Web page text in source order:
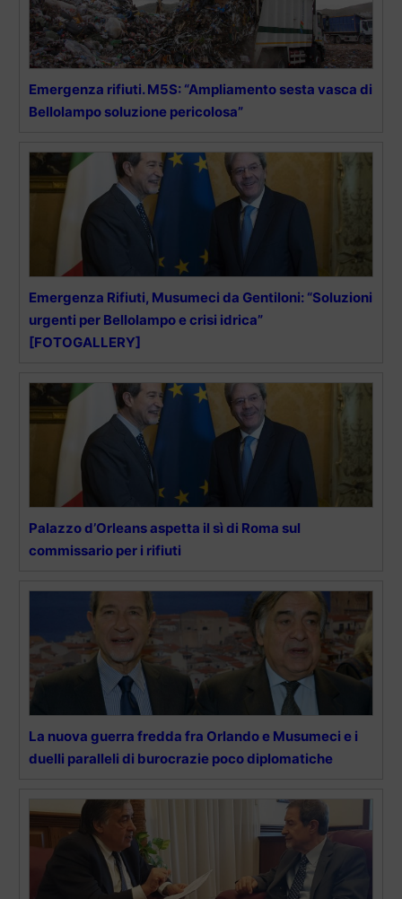
Emergenza rifiuti. M5S: “Ampliamento sesta vasca di
Bellolampo soluzione pericolosa”
Emergenza Rifiuti, Musumeci da Gentiloni: “Soluzioni
urgenti per Bellolampo e crisi idrica”
[FOTOGALLERY]
Palazzo d’Orleans aspetta il sì di Roma sul
commissario per i rifiuti
La nuova guerra fredda fra Orlando e Musumeci e i
duelli paralleli di burocrazie poco diplomatiche